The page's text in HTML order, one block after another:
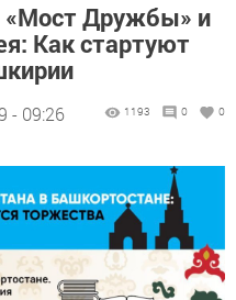
«Мост Дружбы» и
Как стартуют
- 09:26 1193 0 0